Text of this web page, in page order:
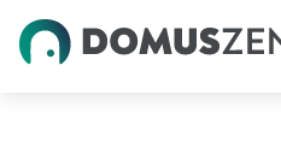
Skip
content